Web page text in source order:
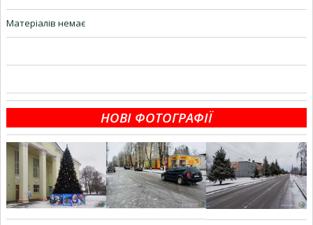
Матеріалів немає
НОВІ ФОТОГРАФІЇ